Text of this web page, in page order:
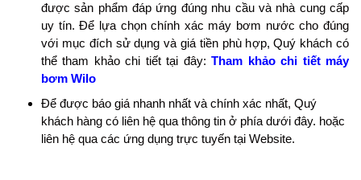
được sản phẩm đáp ứng đúng nhu cầu và nhà cung cấp
uy tín. Để lựa chọn chính xác máy bơm nước cho đúng
với mục đích sử dụng và giá tiền phù hợp, Quý khách có
thể tham khảo chi tiết tại đây:Tham khảo chi tiết máy
bơm Wilo
Để được báo giá nhanh nhất và chính xác nhất, Quý
khách hàng có liên hệ qua thông tin ở phía dưới đây. hoặc
liên hệ qua các ứng dụng trực tuyến tại Website.